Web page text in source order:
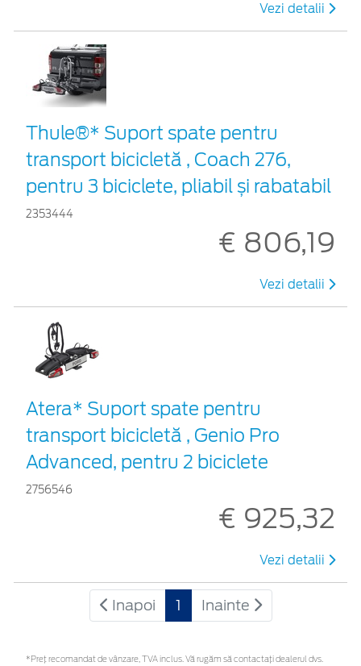
Vezi detalii
Thule®* Suport spate pentru
transport bicicletă , Coach 276,
pentru 3 biciclete, pliabil și rabatabil
2353444
€ 806,19
Vezi detalii
Atera* Suport spate pentru
transport bicicletă , Genio Pro
Advanced, pentru 2 biciclete
2756546
€ 925,32
Vezi detalii
Inapoi 1 Inainte
*Preţ recomandat de vânzare, TVA inclus. Vă rugăm să contactaţi dealerul dvs.